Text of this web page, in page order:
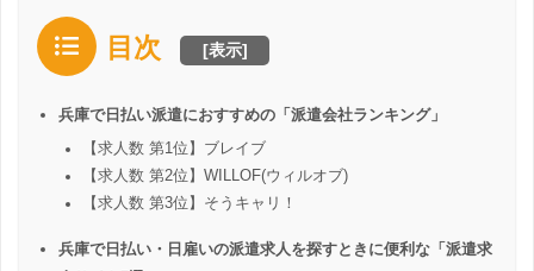
目次 [表示]
兵庫で日払い派遣におすすめの「派遣会社ランキング」
【求人数 第1位】ブレイブ
【求人数 第2位】WILLOF(ウィルオブ)
【求人数 第3位】そうキャリ！
兵庫で日払い・日雇いの派遣求人を探すときに便利な「派遣求